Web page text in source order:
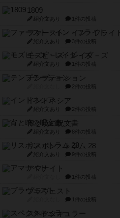
1809
紹介文あり 1件の投稿
ファースト・イン・フライト
紹介文あり 3件の投稿
モズビ－ズ・レイダ－ズ
紹介文あり 1件の投稿
テンプテーション
2件の投稿
インドネシア
紹介文あり 2件の投稿
宵と暁の呪文書
紹介文あり 8件の投稿
リスボン・トラム 28
紹介文あり 9件の投稿
アマナイト
1件の投稿
ブラヴェスト
1件の投稿
スペクタキュラー